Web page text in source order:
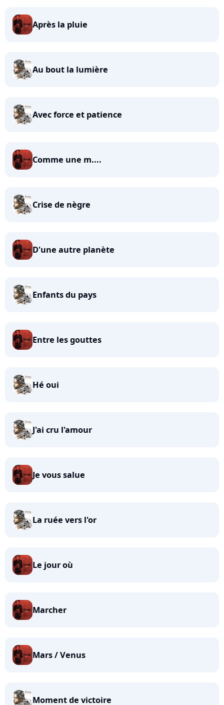
Après la pluie
Au bout la lumière
Avec force et patience
Comme une m....
Crise de nègre
D'une autre planète
Enfants du pays
Entre les gouttes
Hé oui
J'ai cru l'amour
Je vous salue
La ruée vers l'or
Le jour où
Marcher
Mars / Venus
Moment de victoire